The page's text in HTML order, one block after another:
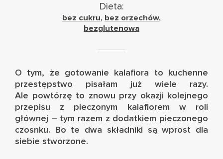
Dieta:
bez cukru, bez orzechów,
bezglutenowa
O tym, że gotowanie kalafiora to kuchenne
przestępstwo pisałam już wiele razy.
Ale powtórzę to znowu przy okazji kolejnego
przepisu z pieczonym kalafiorem w roli
głównej – tym razem z dodatkiem pieczonego
czosnku. Bo te dwa składniki są wprost dla
siebie stworzone.